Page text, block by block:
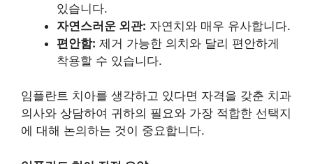
있습니다.
자연스러운 외관: 자연치와 매우 유사합니다.
편안함: 제거 가능한 의치와 달리 편안하게
착용할 수 있습니다.
임플란트 치아를 생각하고 있다면 자격을 갖춘 치과
의사와 상담하여 귀하의 필요와 가장 적합한 선택지
에 대해 논의하는 것이 중요합니다.